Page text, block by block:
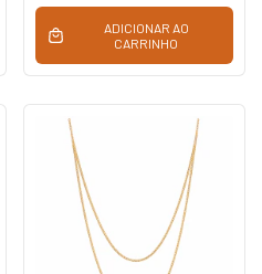
ADICIONAR AO
CARRINHO